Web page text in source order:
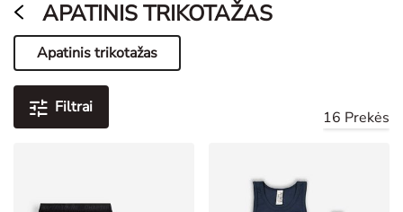
APATINIS TRIKOTAŽAS
Apatinis trikotažas
Dabartinis puslapis
Filtrai
16 Prekės